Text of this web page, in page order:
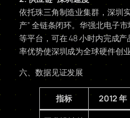
依托珠三角制造业集群，深圳
产” 全链条闭环。华强北电子
等平台，可在 48 小时内完成
率优势使深圳成为全球硬件创
六、数据见证发展
指标 2012 年